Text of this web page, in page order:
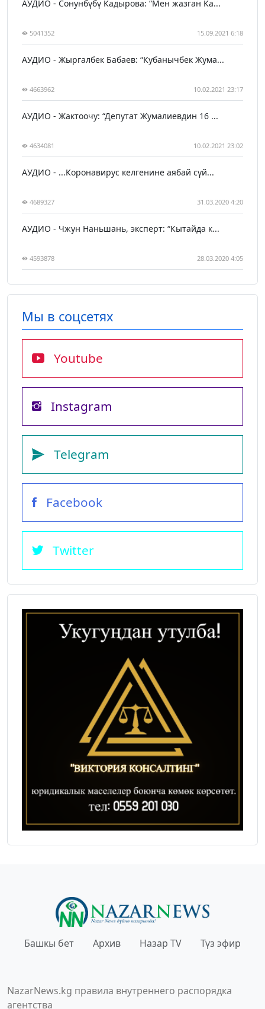
АУДИО - Сонунбүбү Кадырова: “Мен жазган Ка...
5041352 15.09.2021 6:18
АУДИО - Жыргалбек Бабаев: “Кубанычбек Жума...
4663962 10.02.2021 23:17
АУДИО - Жактоочу: “Депутат Жумалиевдин 16 ...
4634081 10.02.2021 23:02
АУДИО - ...Коронавирус келгенине аябай сүй...
4689327 31.03.2020 4:20
АУДИО - Чжун Наньшань, эксперт: “Кытайда к...
4593878 28.03.2020 4:05
Мы в соцсетях
Youtube
Instagram
Telegram
Facebook
Twitter
Башкы бет Архив Назар TV Түз эфир
NazarNews.kg правила внутреннего распорядка
агентства